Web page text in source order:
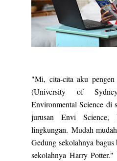
"Mi, cita-cita aku
(University of
Environmental Science di
jurusan Envi Science,
lingkungan. Mudah-
Gedung sekolahnya
sekolahnya Harry